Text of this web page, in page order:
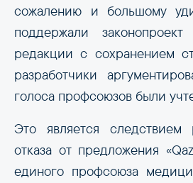
сожалению и большому
поддержали
редакции с сохранением
разработчики
голоса профсоюзов были
Это является следствием
отказа от предложения
единого профсоюза